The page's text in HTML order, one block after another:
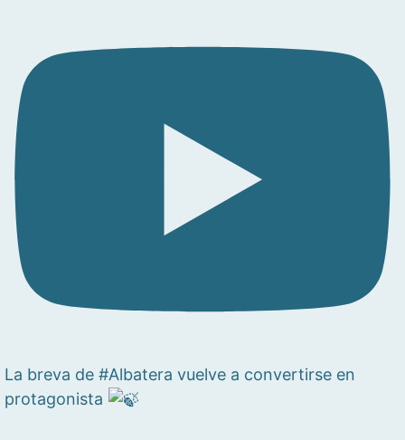
La breva de #Albatera vuelve a convertirse en
protagonista